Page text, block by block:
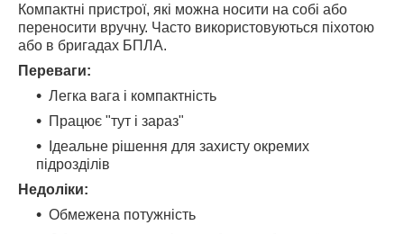
Компактні пристрої, які можна носити на собі або
переносити вручну. Часто використовуються піхотою
або в бригадах БПЛА.
Переваги:
Легка вага і компактність
Працює "тут і зараз"
Ідеальне рішення для захисту окремих
підрозділів
Недоліки:
Обмежена потужність